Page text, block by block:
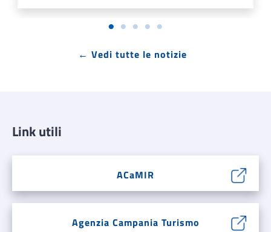
← Vedi tutte le notizie
Link utili
ACaMIR
Agenzia Campania Turismo